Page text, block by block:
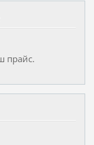
прайс.